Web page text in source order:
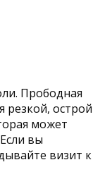
Прободная
резкой, острой
может
вы
визит к